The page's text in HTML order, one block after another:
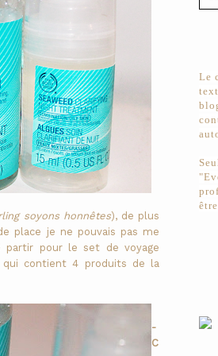
soyons honnêtes), de plus
place je ne pouvais pas me
partir pour le set de voyage
contient 4 produits de la
-
C
Le